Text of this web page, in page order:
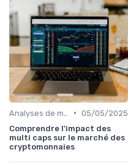
• 05/05/2025
Comprendre l'impact des
multi caps sur le marché des
cryptomonnaies